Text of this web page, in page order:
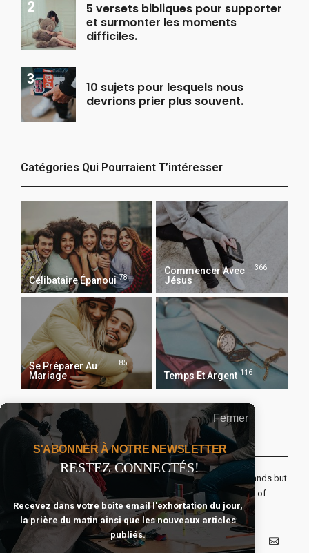
5 versets bibliques pour supporter
et surmonter les moments
difficiles.
10 sujets pour lesquels nous
devrions prier plus souvent.
Catégories Qui Pourraient T’intéresser
Célibataire Épanoui 78
Commencer Avec
Jésus
366
Se Préparer Au
Mariage
85
Temps Et Argent 116
Recevoir Notre Newsletter Chaque Matin
The real voyage of discovery consists not in seeking new lands but
seeing with new eyes. All journeys have secret destinations of
which the traveler is unaware.
Fermer
S'ABONNER À NOTRE NEWSLETTER
RESTEZ CONNECTÉS!
Recevez dans votre boîte email l'exhortation du jour,
la prière du matin ainsi que les nouveaux articles
publiés.